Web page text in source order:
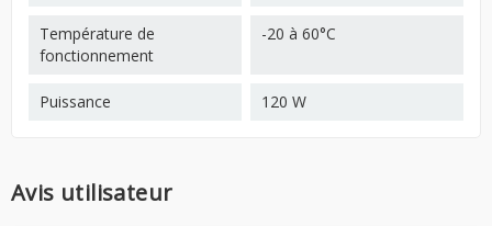
Température de
fonctionnement
-20 à 60°C
Puissance 120 W
Avis utilisateur